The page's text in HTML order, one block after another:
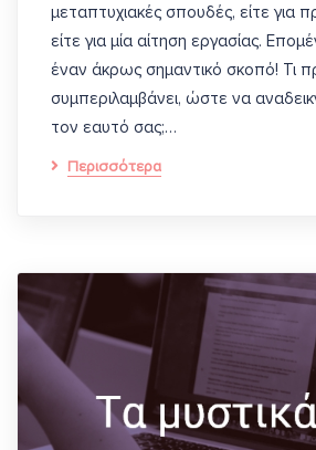
μεταπτυχιακές σπουδές, είτε για
είτε για μία αίτηση εργασίας.
έναν άκρως σημαντικό σκοπό! Τι
συμπεριλαμβάνει, ώστε να
τον εαυτό σας;…
Περισσότερα